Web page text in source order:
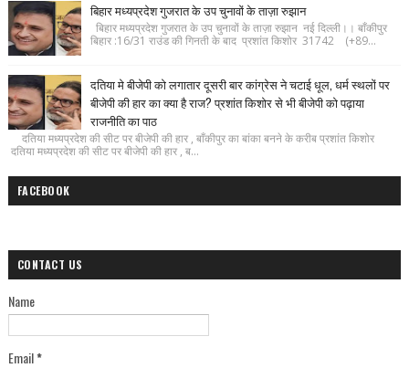
बिहार मध्यप्रदेश गुजरात के उप चुनावों के ताज़ा रुझान
बिहार मध्यप्रदेश गुजरात के उप चुनावों के ताज़ा रुझान नई दिल्ली।। बाँकीपुर
बिहार :16/31 राउंड की गिनती के बाद प्रशांत किशोर 31742 (+89...
दतिया मे बीजेपी को लगातार दूसरी बार कांग्रेस ने चटाई धूल, धर्म स्थलों पर
बीजेपी की हार का क्या है राज? प्रशांत किशोर से भी बीजेपी को पढ़ाया
राजनीति का पाठ
दतिया मध्यप्रदेश की सीट पर बीजेपी की हार , बाँकीपुर का बांका बनने के करीब प्रशांत किशोर
दतिया मध्यप्रदेश की सीट पर बीजेपी की हार , ब...
FACEBOOK
CONTACT US
Name
Email*